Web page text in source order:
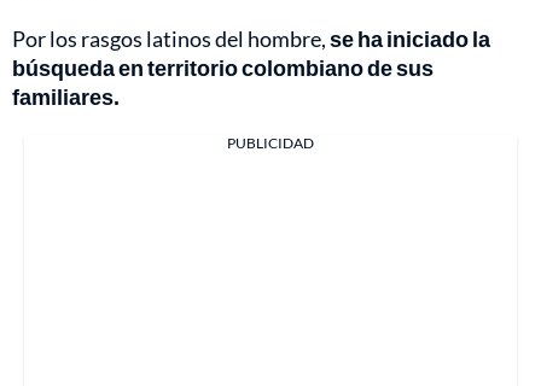
Por los rasgos latinos del hombre,se ha iniciado la
búsqueda en territorio colombiano de sus
familiares.
PUBLICIDAD